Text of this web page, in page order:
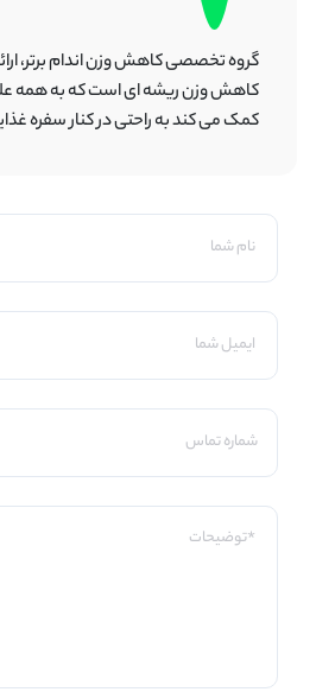
گروه تخصصی کاهش وزن اندام برتر،
کاهش وزن ریشه ای است که به همه
کمک می کند به راحتی در کنار سفره